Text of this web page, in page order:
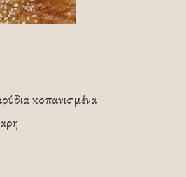
κοπανισμένα